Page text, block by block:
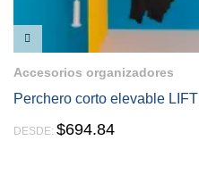
VISTA RÁPIDA
Accesorios organizadores
Perchero corto elevable LIFT
DESDE: $694.84